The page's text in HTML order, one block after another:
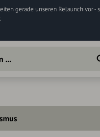
gerade unseren Relaunch vor -